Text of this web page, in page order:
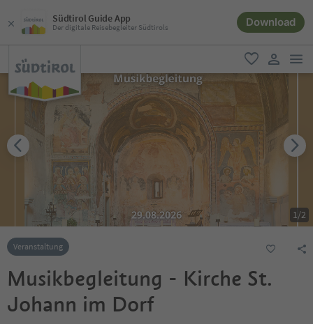
Südtirol Guide App
Der digitale Reisebegleiter Südtirols Download
favorit
user link
1/2
Veranstaltung
Musikbegleitung - Kirche St.
Johann im Dorf